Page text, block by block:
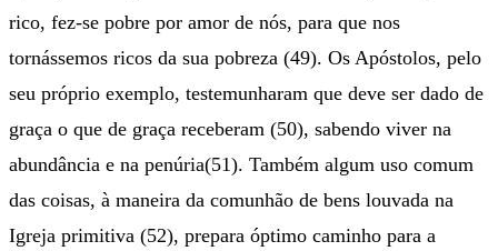
rico, fez-se pobre por amor de nós, para que nos
tornássemos ricos da sua pobreza (49). Os Apóstolos, pelo
seu próprio exemplo, testemunharam que deve ser dado de
graça o que de graça receberam (50), sabendo viver na
abundância e na penúria(51). Também algum uso comum
das coisas, à maneira da comunhão de bens louvada na
Igreja primitiva (52), prepara óptimo caminho para a